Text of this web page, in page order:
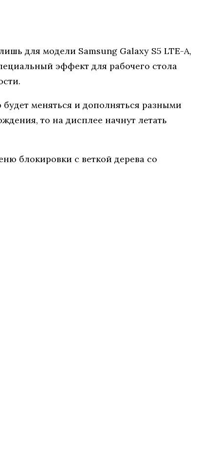
для модели Samsung Galaxy S5 LTE-A,
эффект для рабочего стола
меняться и дополняться разными
то на дисплее начнут летать
блокировки с веткой дерева со